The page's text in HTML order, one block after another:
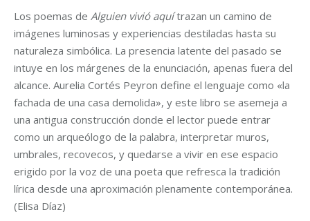
Los poemas de Alguien vivió aquítrazan un camino de
imágenes luminosas y experiencias destiladas hasta su
naturaleza simbólica. La presencia latente del pasado se
intuye en los márgenes de la enunciación, apenas fuera del
alcance. Aurelia Cortés Peyron define el lenguaje como «la
fachada de una casa demolida», y este libro se asemeja a
una antigua construcción donde el lector puede entrar
como un arqueólogo de la palabra, interpretar muros,
umbrales, recovecos, y quedarse a vivir en ese espacio
erigido por la voz de una poeta que refresca la tradición
lírica desde una aproximación plenamente contemporánea.
(Elisa Díaz)